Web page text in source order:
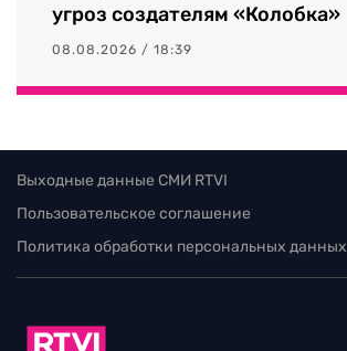
угроз создателям «Колобка»
08.08.2026 / 18:39
Выходные данные СМИ RTVI
Пользовательское соглашение
Политика обработки персональных данных